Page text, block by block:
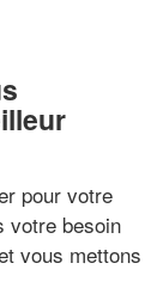
pour votre
votre besoin
vous mettons